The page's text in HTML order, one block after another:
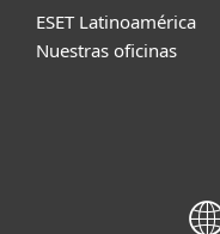
ESET Latinoamérica
Nuestras oficinas